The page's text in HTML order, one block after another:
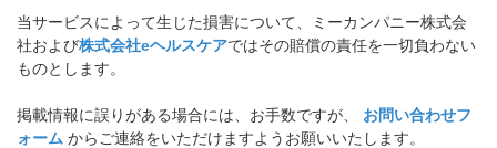
当サービスによって生じた損害について、ミーカンパニー株式会
社および株式会社eヘルスケアではその賠償の責任を一切負わない
ものとします。
掲載情報に誤りがある場合には、お手数ですが、 お問い合わせフ
ォーム からご連絡をいただけますようお願いいたします。